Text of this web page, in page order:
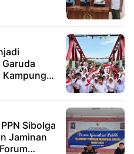
Kampung
Sibolga
Jaminan